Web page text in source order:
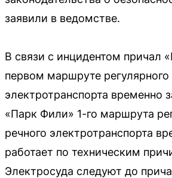
заявили в ведомстве.
В связи с инцидентом причал
первом маршруте регулярного
электротранспорта временно
«Парк Фили» 1-го маршрута
речного электротранспорта
работает по техническим
Электросуда следуют до